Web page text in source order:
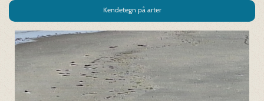
Kendetegn på arter